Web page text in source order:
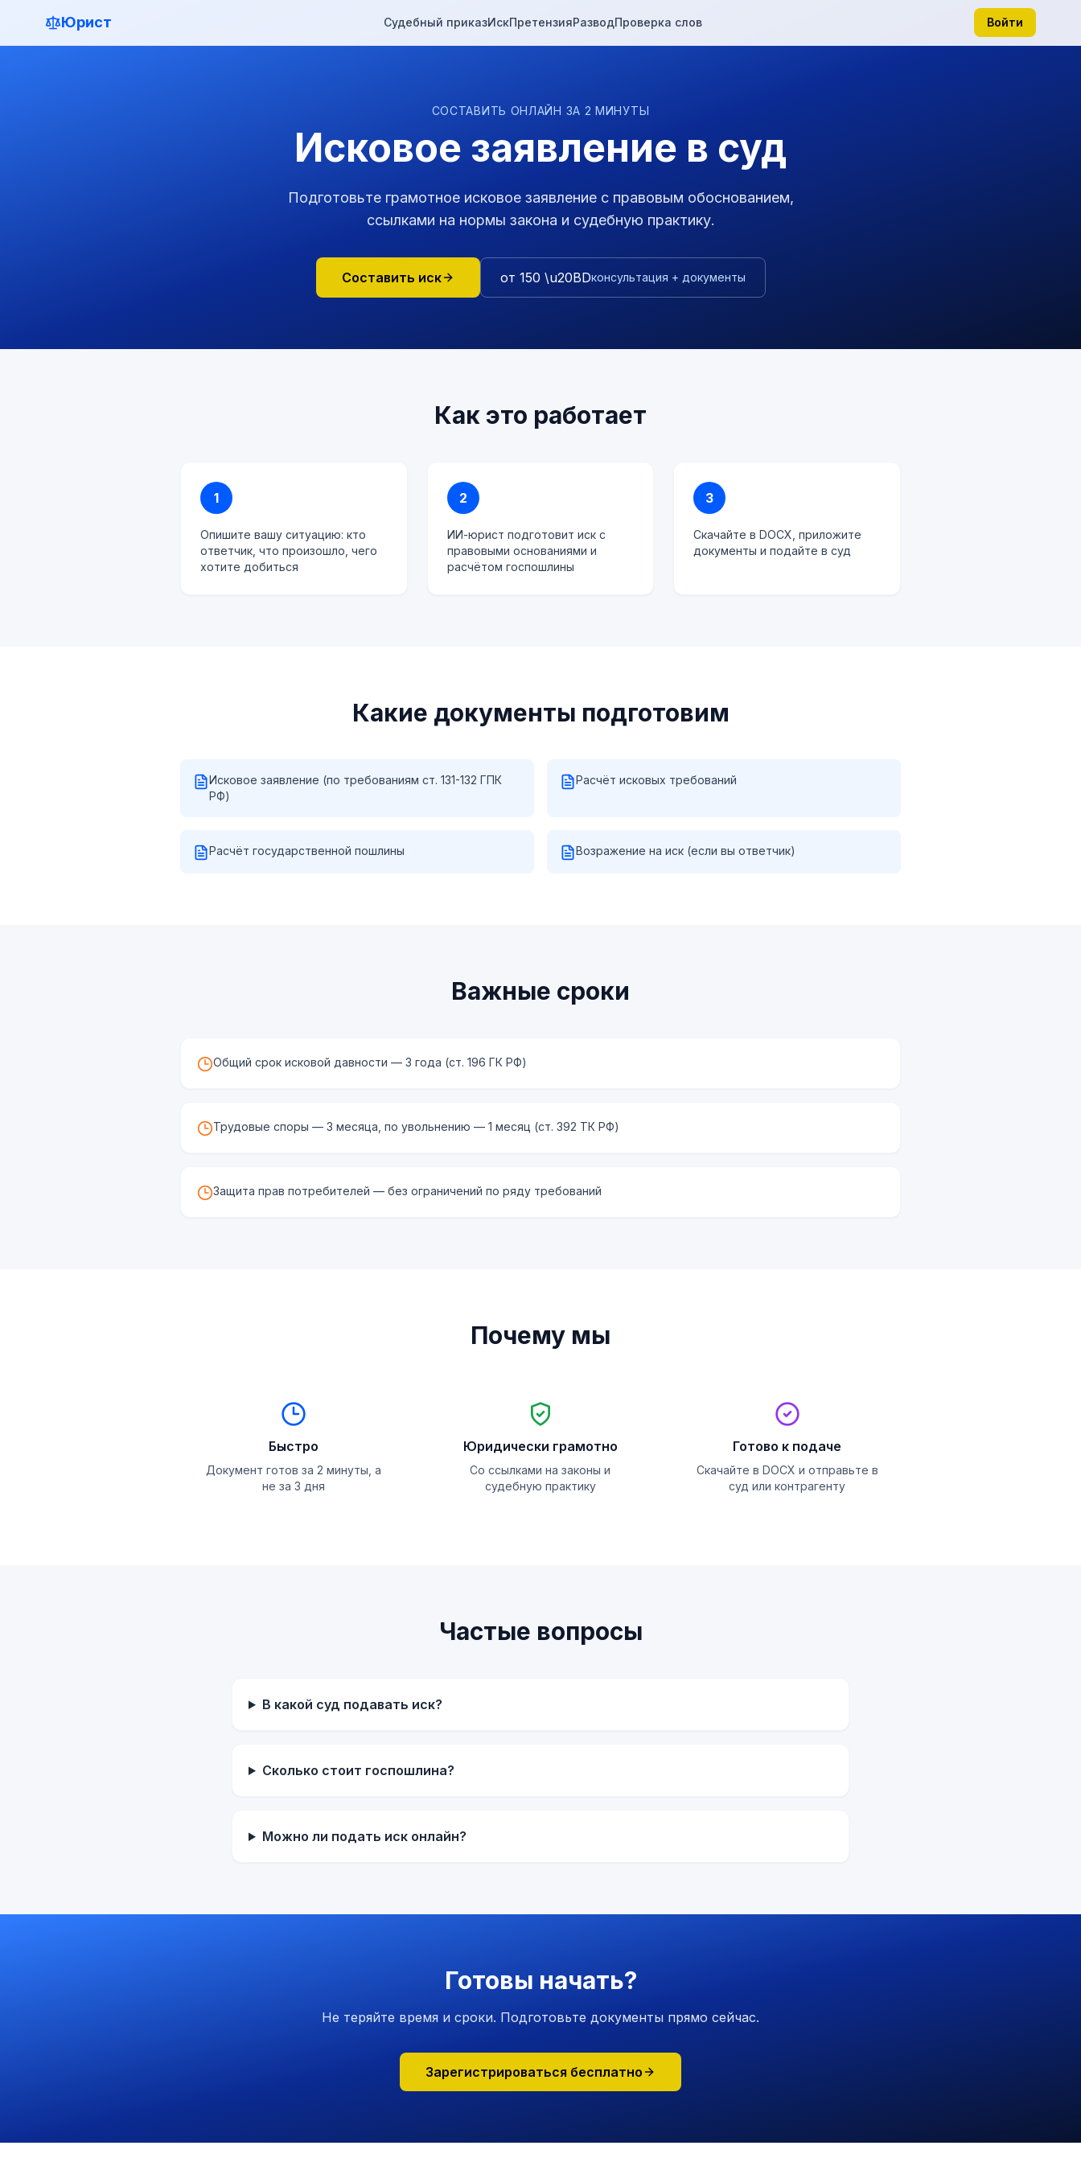
Юрист Судебный приказИскПретензияРазводПроверка слов Войти
СОСТАВИТЬ ОНЛАЙН ЗА 2 МИНУТЫ
Исковое заявление в суд
Подготовьте грамотное исковое заявление с правовым обоснованием,
ссылками на нормы закона и судебную практику.
Составить иск от 150 \u20BDконсультация + документы
Как это работает
1
Опишите вашу ситуацию: кто
ответчик, что произошло, чего
хотите добиться
2
ИИ-юрист подготовит иск с
правовыми основаниями и
расчётом госпошлины
3
Скачайте в DOCX, приложите
документы и подайте в суд
Какие документы подготовим
Исковое заявление (по требованиям ст. 131-132 ГПК
РФ)
Расчёт исковых требований
Расчёт государственной пошлины Возражение на иск (если вы ответчик)
Важные сроки
Общий срок исковой давности — 3 года (ст. 196 ГК РФ)
Трудовые споры — 3 месяца, по увольнению — 1 месяц (ст. 392 ТК РФ)
Защита прав потребителей — без ограничений по ряду требований
Почему мы
Быстро
Документ готов за 2 минуты, а
не за 3 дня
Юридически грамотно
Со ссылками на законы и
судебную практику
Готово к подаче
Скачайте в DOCX и отправьте в
суд или контрагенту
Частые вопросы
В какой суд подавать иск?
Сколько стоит госпошлина?
Можно ли подать иск онлайн?
Готовы начать?
Не теряйте время и сроки. Подготовьте документы прямо сейчас.
Зарегистрироваться бесплатно